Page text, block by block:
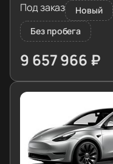
Под заказ
Новый
Без пробега
9 657 966 ₽
≈ 97 771€